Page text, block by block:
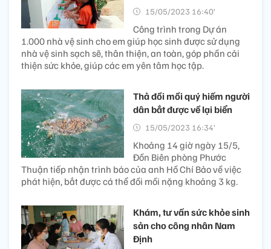
15/05/2023 16:40’
Công trình trong Dự án
1.000 nhà vệ sinh cho em giúp học sinh được sử dụng
nhà vệ sinh sạch sẽ, thân thiện, an toàn, góp phần cải
thiện sức khỏe, giúp các em yên tâm học tập.
Thả đồi mồi quý hiếm người
dân bắt được về lại biển
15/05/2023 16:34’
Khoảng 14 giờ ngày 15/5,
Đồn Biên phòng Phước
Thuận tiếp nhận trình báo của anh Hồ Chí Bảo về việc
phát hiện, bắt được cá thể đồi mồi nặng khoảng 3 kg.
Khám, tư vấn sức khỏe sinh
sản cho công nhân Nam
Định